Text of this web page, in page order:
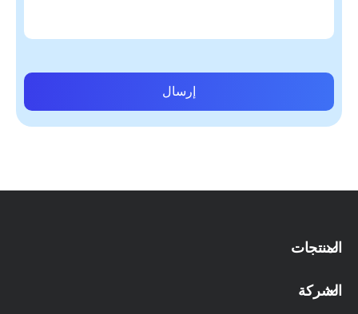
إرسال
المنتجات
الشركة